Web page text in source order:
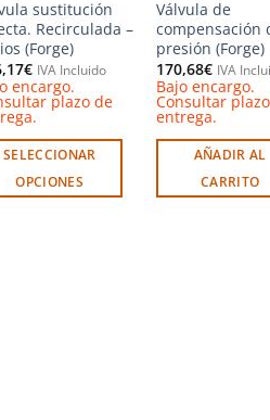
sustitución
Recirculada –
(Forge)
€ IVA Incluido
encargo.
plazo de
SELECCIONAR
OPCIONES
Válvula de
compensación
presión (Forge)
170,68€ IVA
Bajo encargo.
Consultar
entrega.
AÑADIR AL
CARRITO